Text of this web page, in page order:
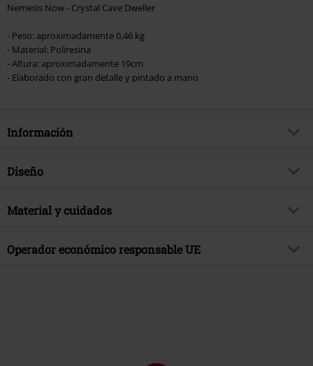
Nemesis Now - Crystal Cave Dweller
- Peso: aproximadamente 0,46 kg
- Material: Poliresina
- Altura: aproximadamente 19cm
- Elaborado con gran detalle y pintado a mano
Información
Artículo no.
tema producto
Fecha de lanzamiento
9/12/25
Diseño
Tipo de producto
Material y cuidados
Material Externo Poliresina
Operador económico responsable UE